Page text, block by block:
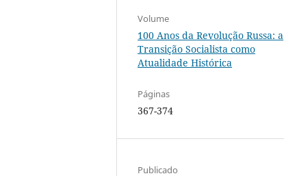
Volume
100 Anos da Revolução Russa: a
Transição Socialista como
Atualidade Histórica
Páginas
367-374
Publicado